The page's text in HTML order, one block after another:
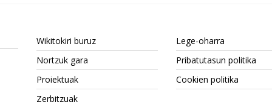
Wikitokiri buruz
Nortzuk gara
Proiektuak
Zerbitzuak
Lege-oharra
Pribatutasun politika
Cookien politika